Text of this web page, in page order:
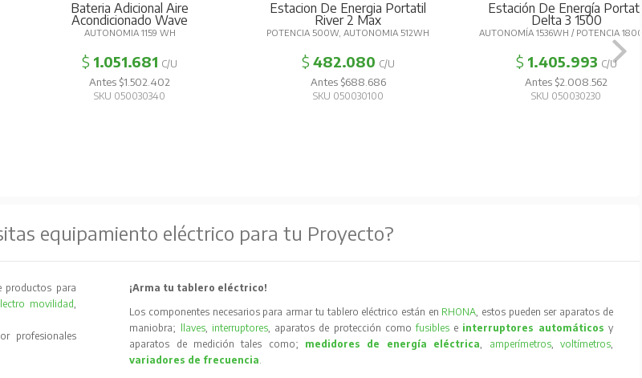
Bateria Adicional Aire
Acondicionado Wave
AUTONOMIA 1159 WH
$ 1.051.681 C/U
Antes $1.502.402
SKU 050030340
Estacion De Energia Portatil
River 2 Max
POTENCIA 500W, AUTONOMIA 512WH
$ 482.080 C/U
Antes $688.686
SKU 050030100
Estación De Energía
Delta 3 1500
AUTONOMÍA 1536WH / POTENCIA
$ 1.405.993 C/U
Antes $2.008.562
SKU 050030230
equipamiento eléctrico para tu Proyecto?
productos para
movilidad,
profesionales
¡Arma tu tablero eléctrico!
Los componentes necesarios para armar tu tablero eléctrico están en RHONA, estos pueden ser aparatos de
maniobra;
llaves, interruptores, aparatos de protección comofusibles e interruptores automáticos y
aparatos de medición tales como; medidores de energía eléctrica, amperímetros, voltímetros,
variadores de frecuencia.